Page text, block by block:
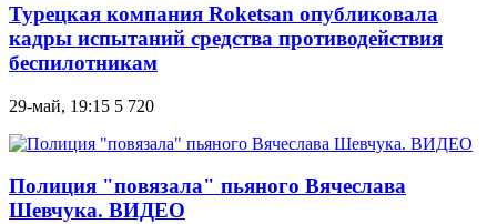
Турецкая компания Roketsan опубликовала
кадры испытаний средства противодействия
беспилотникам
29-май, 19:15 5 720
Полиция "повязала" пьяного Вячеслава
Шевчука. ВИДЕО